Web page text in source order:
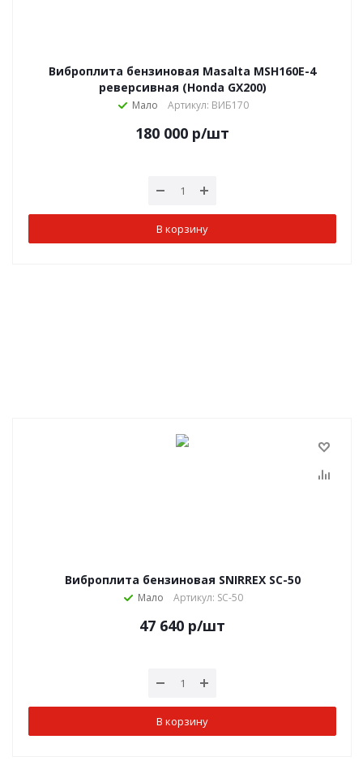
Виброплита бензиновая Masalta MSH160E-4
реверсивная (Honda GX200)
Мало Артикул: ВИБ170
180 000 р/шт
В корзину
Виброплита бензиновая SNIRREX SC-50
Мало Артикул: SC-50
47 640 р/шт
В корзину